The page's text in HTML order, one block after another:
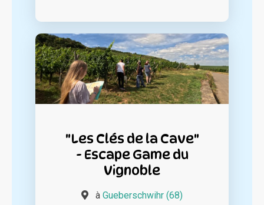
"Les Clés de la Cave"
- Escape Game du
Vignoble
à Gueberschwihr (68)